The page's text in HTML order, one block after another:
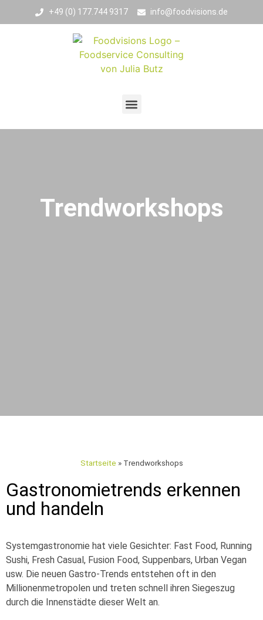
+49 (0) 177.744 9317 info@foodvisions.de
Trendworkshops
Startseite » Trendworkshops
Gastronomietrends erkennen
und handeln
Systemgastronomie hat viele Gesichter: Fast Food, Running
Sushi, Fresh Casual, Fusion Food, Suppenbars, Urban Vegan
usw. Die neuen Gastro-Trends entstehen oft in den
Millionenmetropolen und treten schnell ihren Siegeszug
durch die Innenstädte dieser Welt an.